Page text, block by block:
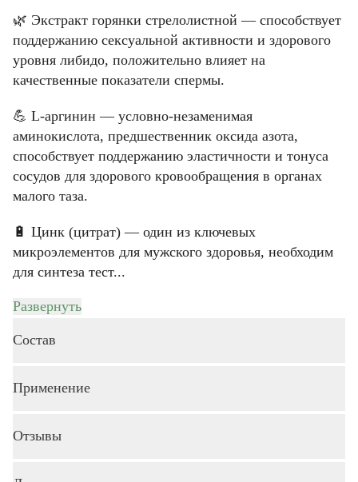
🌿 Экстракт горянки стрелолистной — способствует
поддержанию сексуальной активности и здорового
уровня либидо, положительно влияет на
качественные показатели спермы.
💪 L-аргинин — условно-незаменимая
аминокислота, предшественник оксида азота,
способствует поддержанию эластичности и тонуса
сосудов для здорового кровообращения в органах
малого таза.
🔋 Цинк (цитрат) — один из ключевых
микроэлементов для мужского здоровья, необходим
для синтеза тест...
Развернуть
Состав
Ирексис 30
Применение
ИРЕКСИС 30:
применения — 1 месяц. При необходимости прием
Отзывы
Email
Введите корректное значение
пользовательского соглашения
политикой
конфиденциальности.
Телефон
Введите корректное значение
Код подтверждения
Введите корректное значение
Email
Введите корректное значение
Пароль
Введите корректное значение
Ваш город
СОХРАНИТЬ
Фамилия
Телефон
пользовательского соглашения
Фамилия
Телефон
пользовательского соглашения